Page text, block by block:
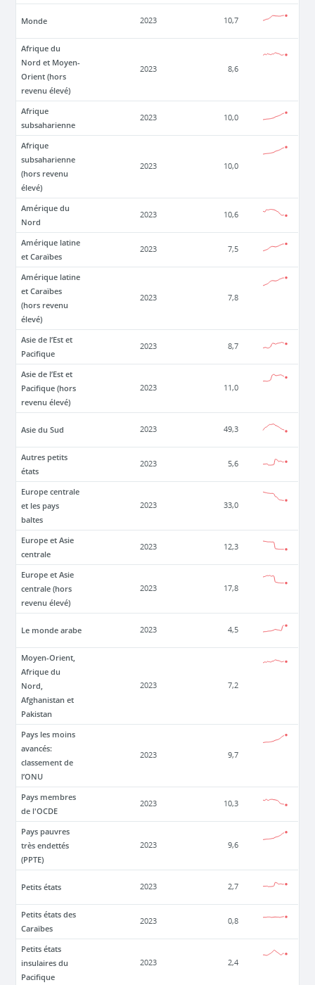
Monde 2023 10,7
Afrique du
Nord et Moyen-
Orient (hors
revenu élevé)
2023 8,6
Afrique
subsaharienne
2023 10,0
Afrique
subsaharienne
(hors revenu
élevé)
2023 10,0
Amérique du
Nord
2023 10,6
Amérique latine
et Caraïbes
2023 7,5
Amérique latine
et Caraïbes
(hors revenu
élevé)
2023 7,8
Asie de l’Est et
Pacifique
2023 8,7
Asie de l’Est et
Pacifique (hors
revenu élevé)
2023 11,0
Asie du Sud 2023 49,3
Autres petits
états
2023 5,6
Europe centrale
et les pays
baltes
2023 33,0
Europe et Asie
centrale
2023 12,3
Europe et Asie
centrale (hors
revenu élevé)
2023 17,8
Le monde arabe 2023 4,5
Moyen-Orient,
Afrique du
Nord,
Afghanistan et
Pakistan
2023 7,2
Pays les moins
avancés:
classement de
l’ONU
2023 9,7
Pays membres
de l'OCDE
2023 10,3
Pays pauvres
très endettés
(PPTE)
2023 9,6
Petits états 2023 2,7
Petits états des
Caraïbes
2023 0,8
Petits états
insulaires du
Pacifique
2023 2,4